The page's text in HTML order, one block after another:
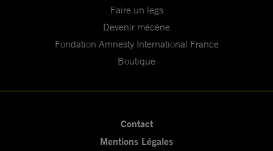
Faire un legs
Devenir mécène
Fondation Amnesty International France
Boutique
Contact
Mentions Légales